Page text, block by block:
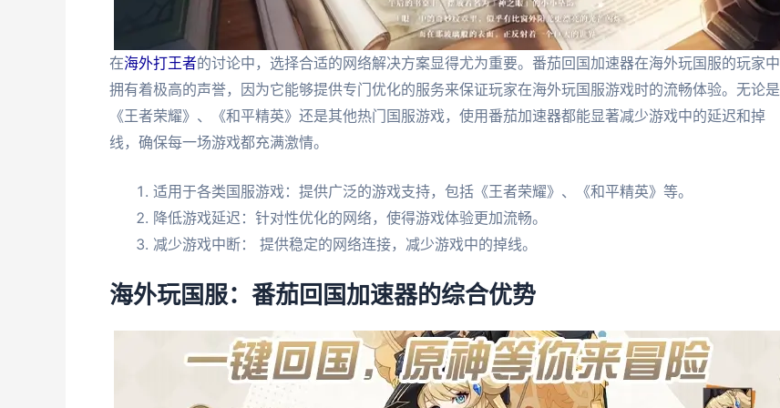
在海外打王者的讨论中，选择合适的网络解决方案显得尤为重要。番茄回国加速器在海外玩国服的玩家中
拥有着极高的声誉，因为它能够提供专门优化的服务来保证玩家在海外玩国服游戏时的流畅体验。无论是
《王者荣耀》、《和平精英》还是其他热门国服游戏，使用番茄加速器都能显著减少游戏中的延迟和掉
线，确保每一场游戏都充满激情。
适用于各类国服游戏：提供广泛的游戏支持，包括《王者荣耀》、《和平精英》等。
降低游戏延迟：针对性优化的网络，使得游戏体验更加流畅。
减少游戏中断： 提供稳定的网络连接，减少游戏中的掉线。
海外玩国服：番茄回国加速器的综合优势